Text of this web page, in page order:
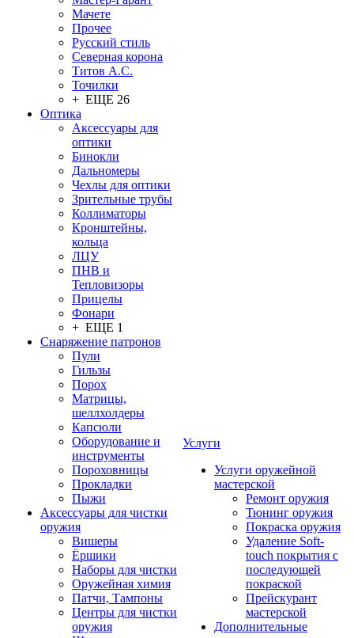
Мачете
Прочее
Русский стиль
Северная корона
Титов А.С.
Точилки
+ ЕЩЕ 26
Оптика
Аксессуары для
оптики
Бинокли
Дальномеры
Чехлы для оптики
Зрительные трубы
Коллиматоры
Кронштейны,
кольца
ЛЦУ
ПНВ и
Тепловизоры
Прицелы
Фонари
+ ЕЩЕ 1
Снаряжение патронов
Пули
Гильзы
Порох
Матрицы,
шеллхолдеры
Капсюли
Оборудование и
инструменты
Пороховницы
Прокладки
Пыжи
Аксессуары для чистки
оружия
Вишеры
Ёршики
Наборы для чистки
Оружейная химия
Патчи, Тампоны
Центры для чистки
оружия
Услуги
Услуги оружейной
мастерской
Ремонт оружия
Тюнинг оружия
Покраска оружия
Удаление Soft-
touch покрытия с
последующей
покраской
Прейскурант
мастерской
Дополнительные